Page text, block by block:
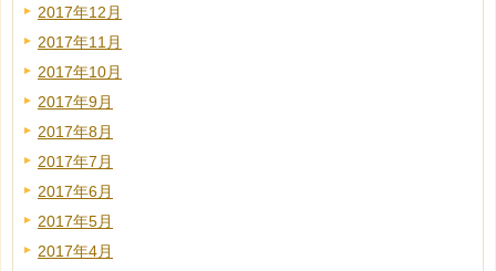
2017年12月
2017年11月
2017年10月
2017年9月
2017年8月
2017年7月
2017年6月
2017年5月
2017年4月